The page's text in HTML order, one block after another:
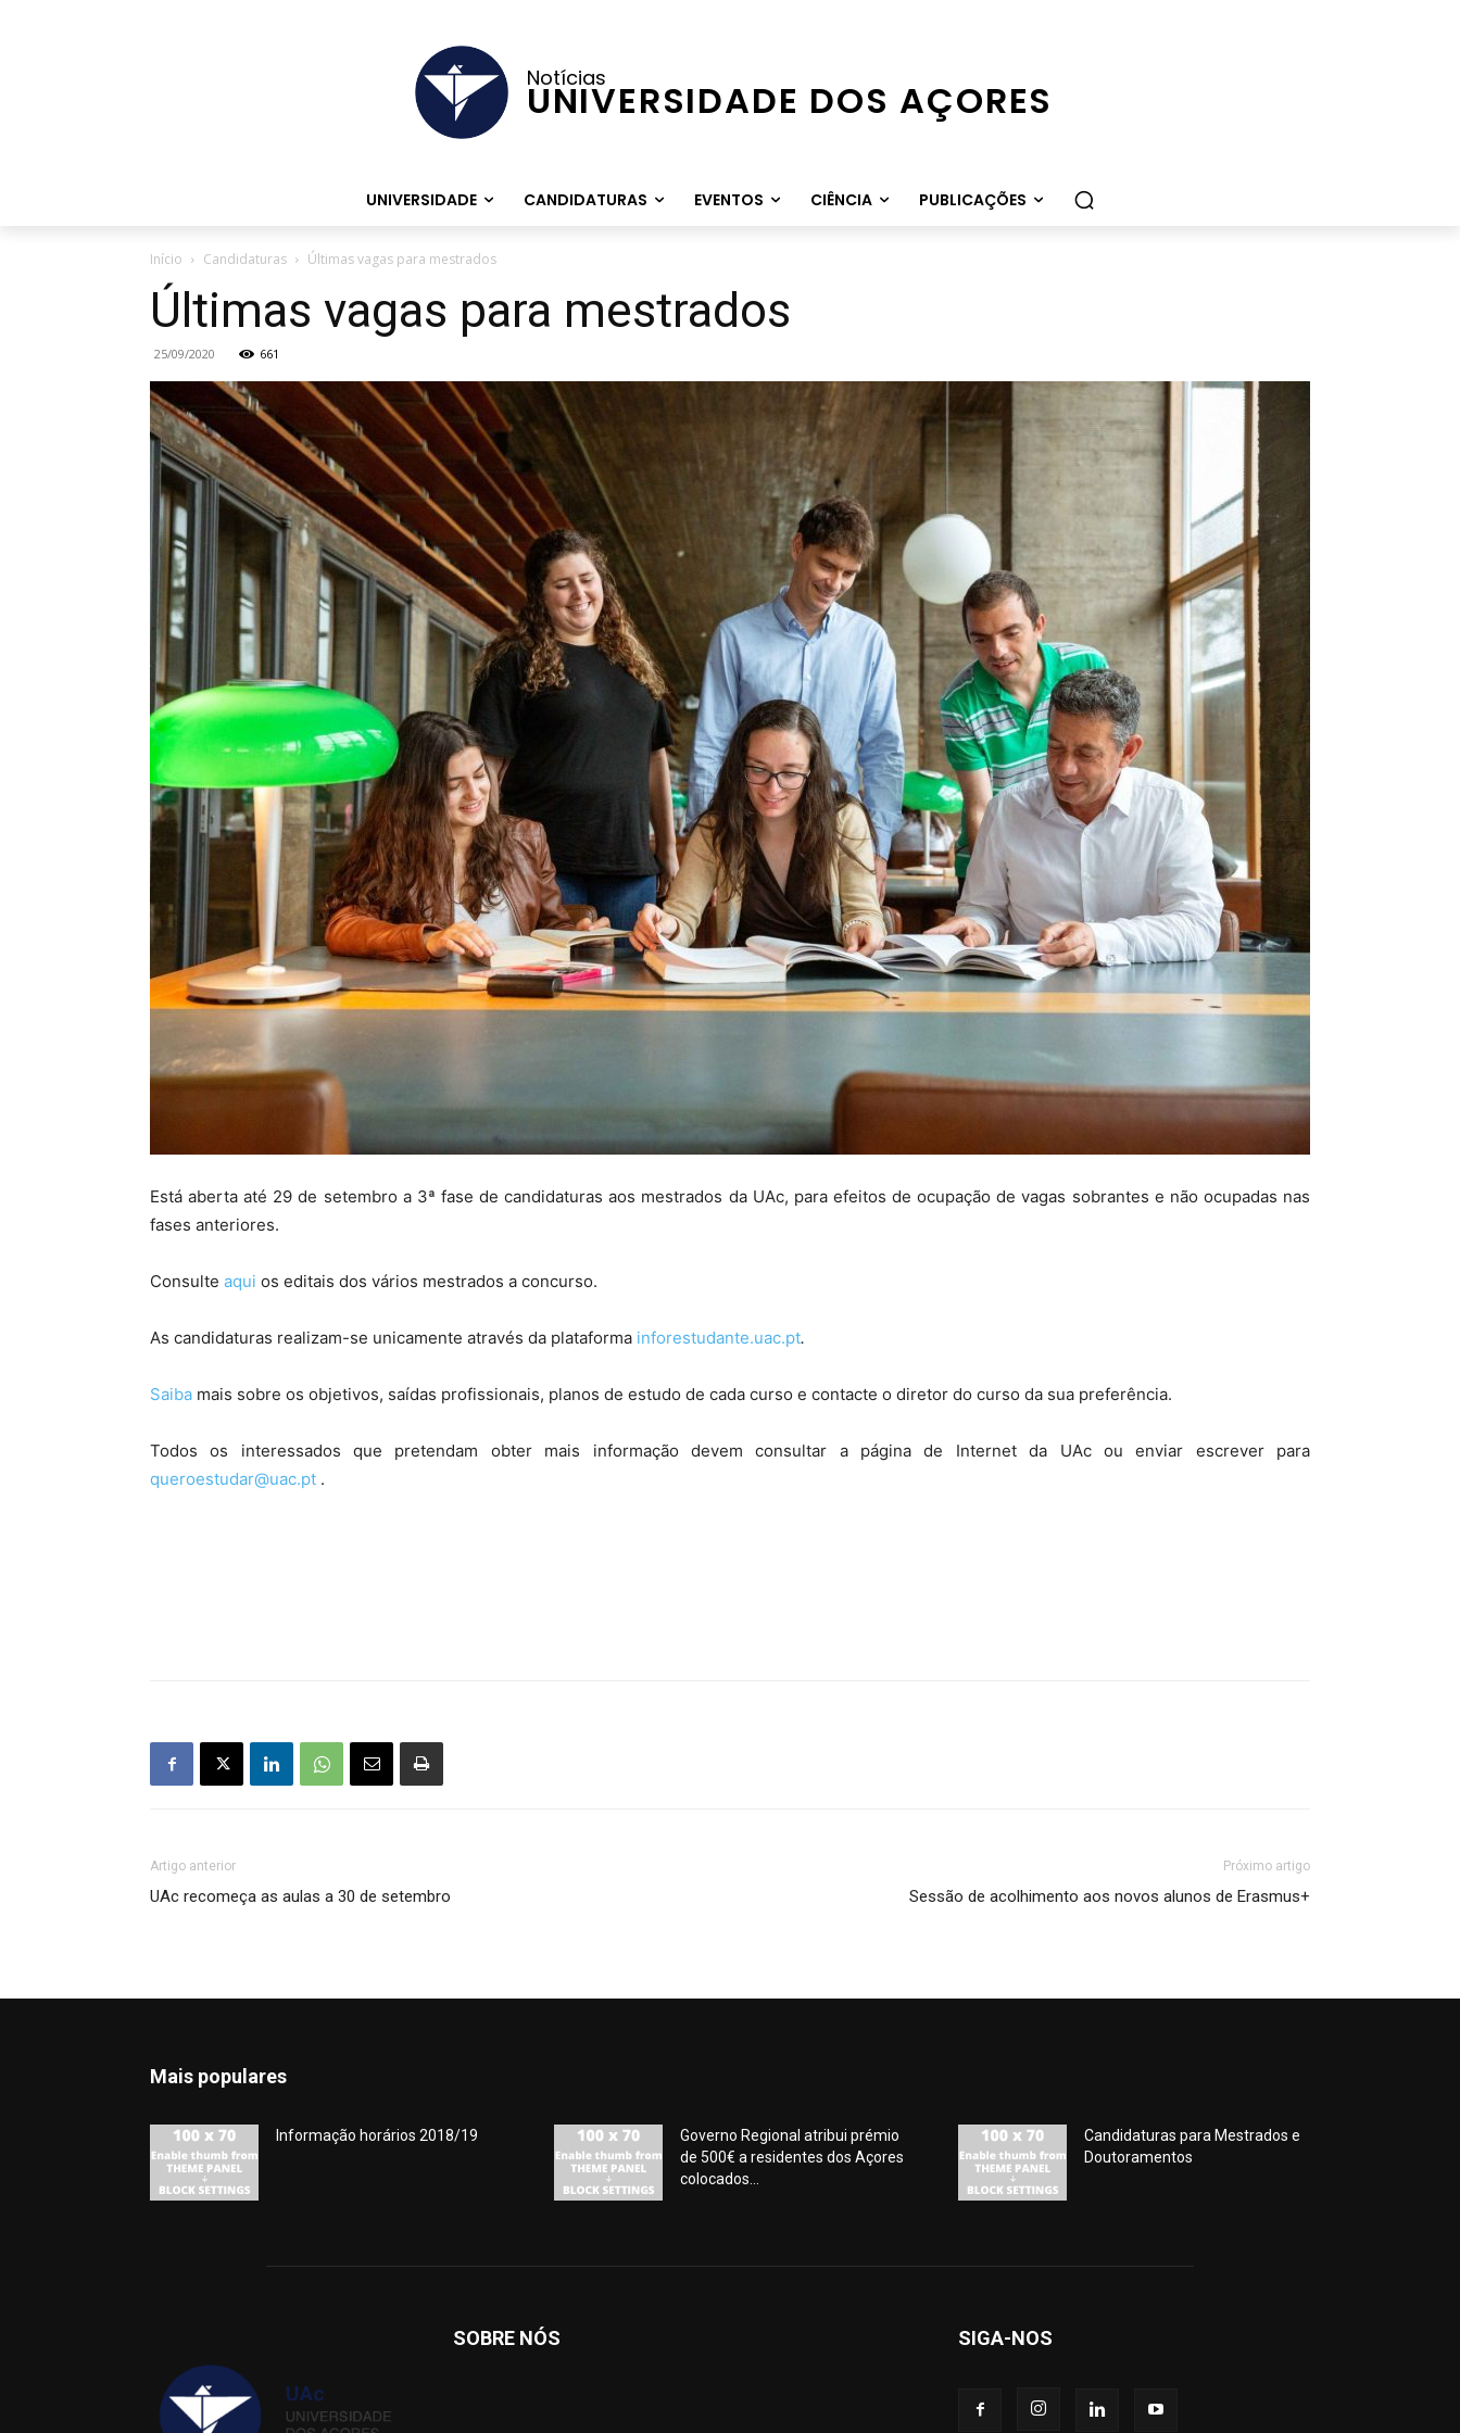
Notícias
UNIVERSIDADE DOS AÇORES
UNIVERSIDADE CANDIDATURAS EVENTOS CIÊNCIA PUBLICAÇÕES
Início Candidaturas Últimas vagas para mestrados
Últimas vagas para mestrados
25/09/2020 661
Está aberta até 29 de setembro a 3ª fase de candidaturas aos mestrados da UAc, para efeitos de ocupação de vagas sobrantes e não ocupadas nas
fases anteriores.
Consulte aqui os editais dos vários mestrados a concurso.
As candidaturas realizam-se unicamente através da plataforma inforestudante.uac.pt.
Saiba mais sobre os objetivos, saídas profissionais, planos de estudo de cada curso e contacte o diretor do curso da sua preferência.
Todos os interessados que pretendam obter mais informação devem consultar a página de Internet da UAc ou enviar escrever para
queroestudar@uac.pt .
Artigo anterior
UAc recomeça as aulas a 30 de setembro
Próximo artigo
Sessão de acolhimento aos novos alunos de Erasmus+
Mais populares
Informação horários 2018/19
Governo Regional atribui prémio
de 500€ a residentes dos Açores
colocados...
Candidaturas para Mestrados e
Doutoramentos
SOBRE NÓS SIGA-NOS